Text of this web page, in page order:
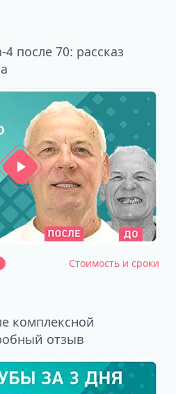
после 70: рассказ
Стоимость и сроки
комплексной
отзыв